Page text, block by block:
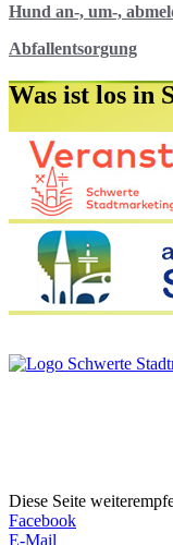
Hund an-, um-,
Abfallentsorgung
Was ist los in
Diese Seite
Facebook
E-Mail